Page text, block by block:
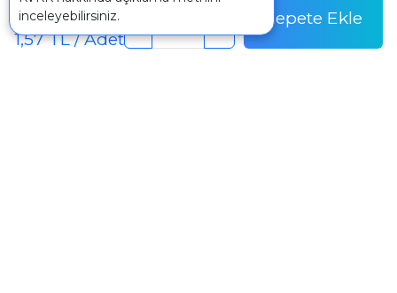
inceleyebilirsiniz.
78,30 TL
Paket Fiyatı
1,57 TL / Adet
Sepete Ekle